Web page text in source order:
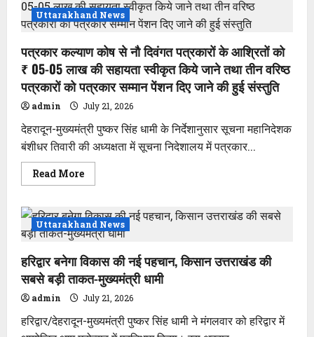
को
प्रथम
किश्त
के
में
1
करोड़
55
लाख
40
हजार
रुपये
की
सहायता
राशि
डीबीटी
के
माध्यम
Uttarakhand News
पत्रकार कल्याण कोष से नौ दिवंगत पत्रकारों के आश्रितों को
₹ 05-05 लाख की सहायता स्वीकृत किये जाने तथा तीन वरिष्ठ
पत्रकारों को पत्रकार सम्मान पेंशन दिए जाने की हुई संस्तुति
admin July 21, 2026
देहरादून-मुख्यमंत्री पुष्कर सिंह धामी के निर्देशानुसार सूचना महानिदेशक
बंशीधर तिवारी की अध्यक्षता में सूचना निदेशालय में पत्रकार...
Read MoreRead
more
कल्याण
कोष
से
नौ
दिवंगत
पत्रकारों
के
आश्रितों
₹
05
लाख
Uttarakhand News
हरिद्वार बनेगा विकास की नई पहचान, किसान उत्तराखंड की
सबसे बड़ी ताकत-मुख्यमंत्री धामी
admin July 21, 2026
हरिद्वार/देहरादून-मुख्यमंत्री पुष्कर सिंह धामी ने मंगलवार को हरिद्वार में